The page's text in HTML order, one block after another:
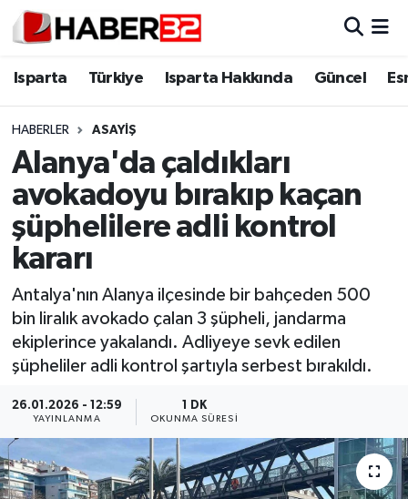
Isparta Türkiye Isparta Hakkında Güncel
HABERLER ASAYİŞ
Alanya'da çaldıkları
avokadoyu bırakıp kaçan
şüphelilere adli kontrol
kararı
Antalya'nın Alanya ilçesinde bir bahçeden 500
bin liralık avokado çalan 3 şüpheli, jandarma
ekiplerince yakalandı. Adliyeye sevk edilen
şüpheliler adli kontrol şartıyla serbest bırakıldı.
26.01.2026 - 12:59
YAYINLANMA
1 DK
OKUNMA SÜRESI
Isparta
Esnaf Diyor ki;
ASAYİŞ
BİLİM VE TEKNOLOJİ
EĞİTİM
GENEL
HABERDE İNSAN
İlginç
Isparta Nöbetçi Eczaneler
Isparta Trafik Yoğunluk Haritası
Süper Lig Puan Durumu ve Fikstür
Tüm Manşetler
Son Dakika Haberleri
Haber Arşivi